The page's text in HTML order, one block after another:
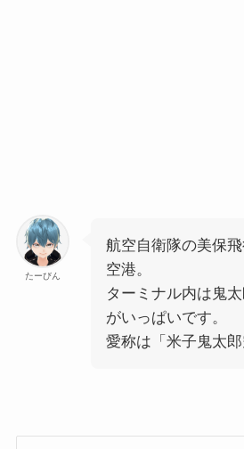
たーびん
航空自衛隊の美保
空港。
ターミナル内は鬼
がいっぱいです。
愛称は「 米子鬼太